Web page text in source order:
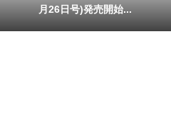
月26日号)発売開始...